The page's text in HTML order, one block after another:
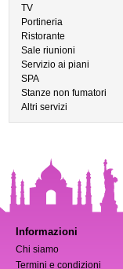
TV
Portineria
Ristorante
Sale riunioni
Servizio ai piani
SPA
Stanze non fumatori
Altri servizi
Informazioni
Chi siamo
Termini e condizioni